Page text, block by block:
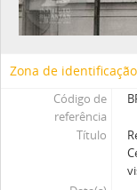
Zona de identificação
Código de
referência
Título